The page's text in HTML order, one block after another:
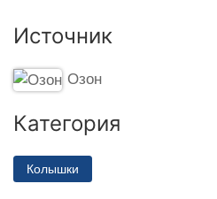
Источник
Озон
Категория
Колышки